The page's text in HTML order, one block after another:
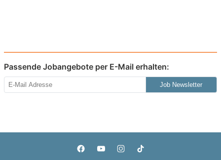
Passende Jobangebote per E-Mail erhalten:
Job Newsletter